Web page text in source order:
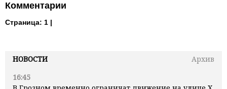
НОВОСТИ
Архив
16:45
Комментарии
Страница: 1 |